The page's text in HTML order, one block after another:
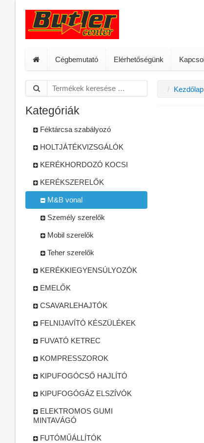
Cégbemutató Elérhetőségünk
Kategóriák
Féktárcsa szabályozó
HOLTJÁTÉKVIZSGÁLÓK
KERÉKHORDOZÓ KOCSI
KERÉKSZERELŐK
M&B vonal
Személy szerelők
Mobil szerelők
Teher szerelők
KERÉKKIEGYENSÚLYOZÓK
EMELŐK
CSAVARLEHAJTÓK
FELNIJAVÍTÓ KÉSZÜLÉKEK
FUVATÓ KETREC
KOMPRESSZOROK
KIPUFOGÓCSŐ HAJLÍTÓ
KIPUFOGÓGÁZ ELSZÍVÓK
ELEKTROMOS GUMI
MINTAVÁGÓ
FUTÓMŰÁLLÍTÓK
Kezdőlap